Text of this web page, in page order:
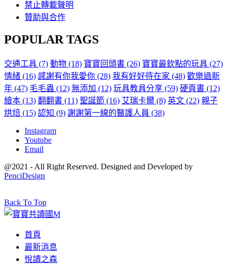
禁止轉載聲明
贊助與合作
POPULAR TAGS
交通工具 (7) 動物 (18) 寶寶回頭書 (26) 寶寶最欽點的玩具 (27)
情緒 (16) 感謝有你我愛你 (28) 我有好好待在家 (48) 歡樂過新
年 (47) 毛毛蟲 (12) 無添加 (12) 玩具教具分享 (59) 硬頁書 (12)
繪本 (13) 翻翻書 (11) 聖誕節 (16) 艾瑞卡爾 (8) 英文 (22) 親子
烘焙 (15) 認知 (9) 謝謝第一線的醫護人員 (38)
Instagram
Youtube
Email
@2021 - All Right Reserved. Designed and Developed by
PenciDesign
Back To Top
首頁
最新消息
悅讀之森